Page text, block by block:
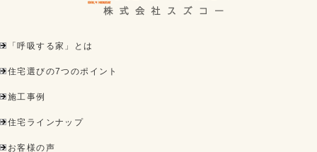
「呼吸する家」とは
住宅選びの7つのポイント
施工事例
住宅ラインナップ
お客様の声